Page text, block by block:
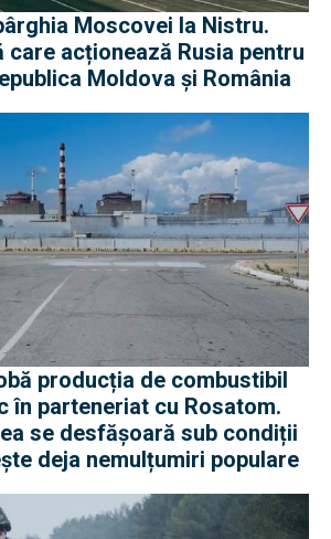
Moscovei la Nistru.
care acționează Rusia pentru
Moldova și România
producția de combustibil
în parteneriat cu Rosatom.
se desfășoară sub condiții
deja nemulțumiri populare